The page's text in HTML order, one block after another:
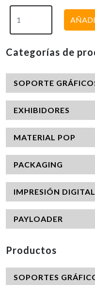
Categorías de
SOPORTE
EXHIBIDORES
MATERIAL POP
PACKAGING
IMPRESIÓN DIGITAL
PAYLOADER
Productos
SOPORTES